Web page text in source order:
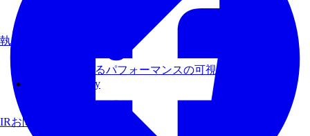
執筆書籍
AI処理におけるパフォーマンスの可視化と改善
Fixstars Amplify
IRお問い合わせ